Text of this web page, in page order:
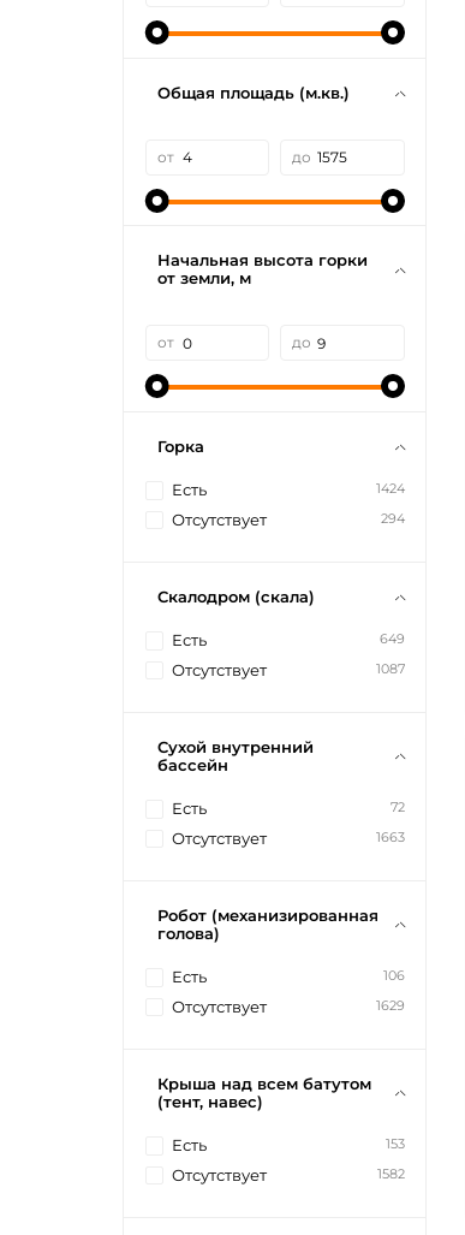
Общая площадь (м.кв.)
от до
Начальная высота горки
от земли, м
от до
Горка
Есть 1424
Отсутствует 294
Скалодром (скала)
Есть 649
Отсутствует 1087
Сухой внутренний
бассейн
Есть 72
Отсутствует 1663
Робот (механизированная
голова)
Есть 106
Отсутствует 1629
Крыша над всем батутом
(тент, навес)
Есть 153
Отсутствует 1582